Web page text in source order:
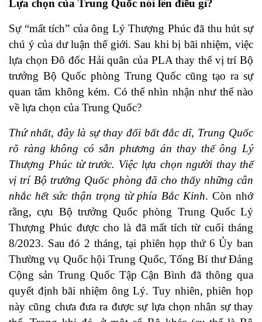
Lựa chọn của Trung Quốc nói lên điều gì?
Sự “mất tích” của ông Lý Thượng Phúc đã thu hút sự
chú ý của dư luận thế giới. Sau khi bị bãi nhiệm, việc
lựa chọn Đô đốc Hải quân của PLA thay thế vị trí Bộ
trưởng Bộ Quốc phòng Trung Quốc cũng tạo ra sự
quan tâm không kém. Có thể nhìn nhận như thế nào
về lựa chọn của Trung Quốc?
Thứ nhất, đây là sự thay đổi bất đắc dĩ, Trung Quốc
rõ ràng không có sẵn phương án thay thế ông Lý
Thượng Phúc từ trước. Việc lựa chọn người thay thế
vị trí Bộ trưởng Quốc phòng đã cho thấy những cân
nhắc hết sức thận trọng từ phía Bắc Kinh. Còn nhớ
rằng, cựu Bộ trưởng Quốc phòng Trung Quốc Lý
Thượng Phúc được cho là đã mất tích từ cuối tháng
8/2023. Sau đó 2 tháng, tại phiên họp thứ 6 Ủy ban
Thường vụ Quốc hội Trung Quốc, Tổng Bí thư Đảng
Cộng sản Trung Quốc Tập Cận Bình đã thông qua
quyết định bãi nhiệm ông Lý. Tuy nhiên, phiên họp
này cũng chưa đưa ra được sự lựa chọn nhân sự thay